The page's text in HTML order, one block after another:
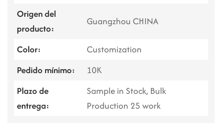
Origen del
producto:
Guangzhou CHINA
Color:
Customization
Pedido mínimo:
10K
Plazo de
entrega:
Sample in Stock, Bulk
Production 25 work